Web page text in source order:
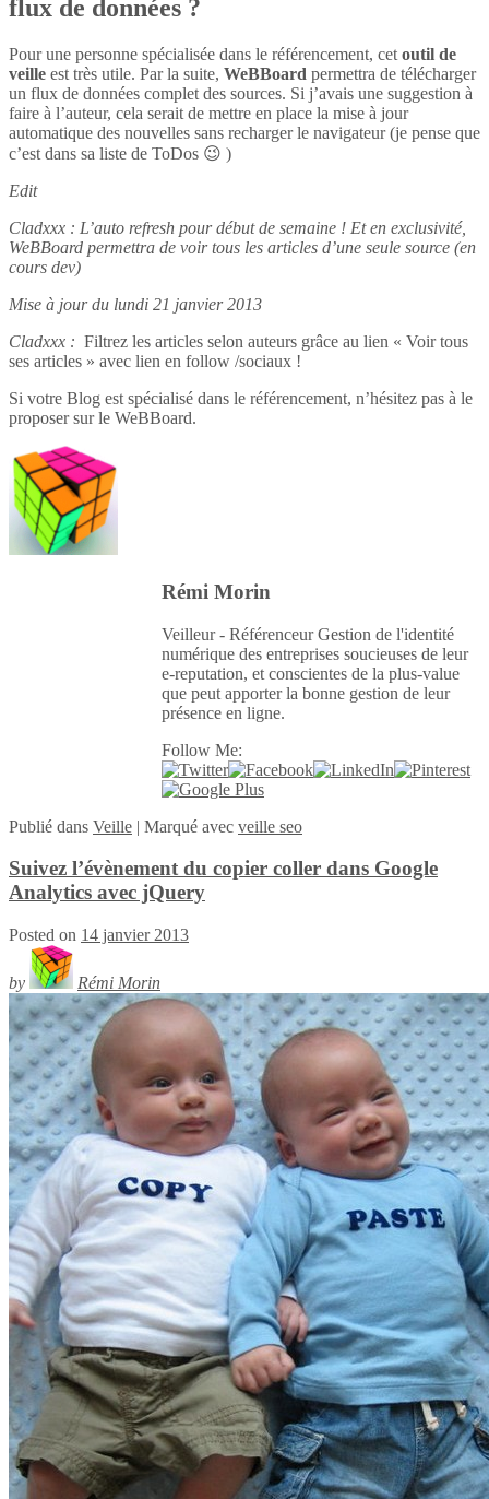
flux de données ?
Pour une personne spécialisée dans le référencement, cet outil de
veille est très utile. Par la suite, WeBBoard permettra de télécharger
un flux de données complet des sources. Si j’avais une suggestion à
faire à l’auteur, cela serait de mettre en place la mise à jour
automatique des nouvelles sans recharger le navigateur (je pense que
c’est dans sa liste de ToDos 😉 )
Edit
Cladxxx : L’auto refresh pour début de semaine ! Et en exclusivité,
WeBBoard permettra de voir tous les articles d’une seule source (en
cours dev)
Mise à jour du lundi 21 janvier 2013
Cladxxx : Filtrez les articles selon auteurs grâce au lien « Voir tous
ses articles » avec lien en follow /sociaux !
Si votre Blog est spécialisé dans le référencement, n’hésitez pas à le
proposer sur le WeBBoard.
Rémi Morin
Veilleur - Référenceur Gestion de l'identité
numérique des entreprises soucieuses de leur
e-reputation, et conscientes de la plus-value
que peut apporter la bonne gestion de leur
présence en ligne.
Follow Me:
Publié dans Veille | Marqué avec veille seo
Suivez l’évènement du copier coller dans Google
Analytics avec jQuery
Posted on 14 janvier 2013
by Rémi Morin